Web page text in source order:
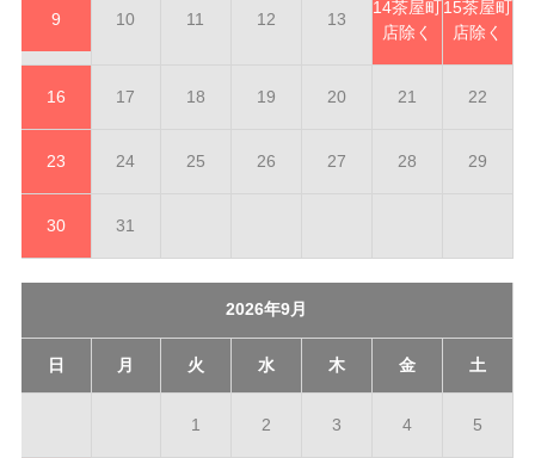
9 10 11 12 13
14茶屋町
店除く
15茶屋町
店除く
16 17 18 19 20 21 22
23 24 25 26 27 28 29
30 31
2026年9月
日 月 火 水 木 金 土
1 2 3 4 5